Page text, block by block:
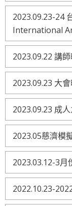
2023.09.23-24
International
2023.09.22 講
2023.09.23 大
2023.09.23 成
2023.05慈濟模
2023.03.12-3月
2022.10.23-